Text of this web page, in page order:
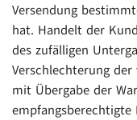
Versendung
hat. Handelt der
des zufälligen
Verschlechterung
mit Übergabe der
empfangsberechtigte